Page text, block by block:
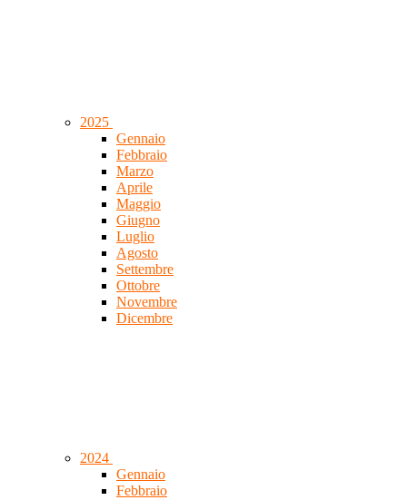
2025
Gennaio
Febbraio
Marzo
Aprile
Maggio
Giugno
Luglio
Agosto
Settembre
Ottobre
Novembre
Dicembre
2024
Gennaio
Febbraio